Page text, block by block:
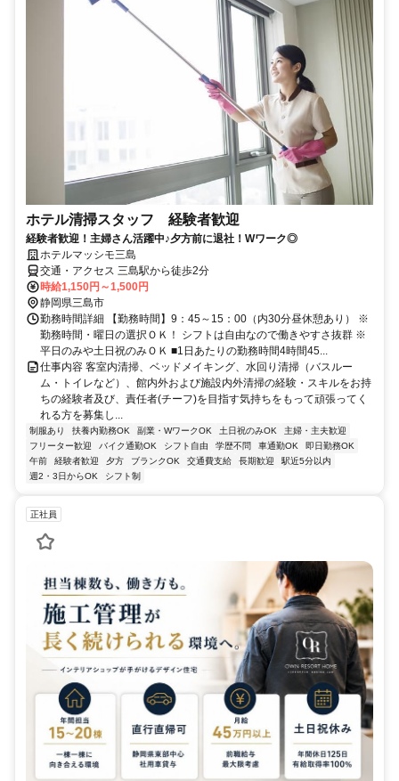
ホテル清掃スタッフ 経験者歓迎
経験者歓迎！主婦さん活躍中♪夕方前に退社！Wワーク◎
ホテルマッシモ三島
交通・アクセス 三島駅から徒歩2分
時給1,150円～1,500円
静岡県三島市
勤務時間詳細 【勤務時間】9：45～15：00（内30分昼休憩あり） ※
勤務時間・曜日の選択ＯＫ！ シフトは自由なので働きやすさ抜群 ※
平日のみや土日祝のみＯＫ ■1日あたりの勤務時間4時間45...
仕事内容 客室内清掃、ベッドメイキング、水回り清掃（バスルー
ム・トイレなど）、館内外および施設内外清掃の経験・スキルをお持
ちの経験者及び、責任者(チーフ)を目指す気持ちをもって頑張ってく
れる方を募集し...
制服あり 扶養内勤務OK 副業・WワークOK 土日祝のみOK
主婦・主夫歓迎
フリーター歓迎
バイク通勤OK シフト自由 学歴不問 車通勤OK
即日勤務OK
午前
経験者歓迎 夕方 ブランクOK 交通費支給 長期歓迎
駅近5分以内
週2・3日からOK
シフト制
正社員